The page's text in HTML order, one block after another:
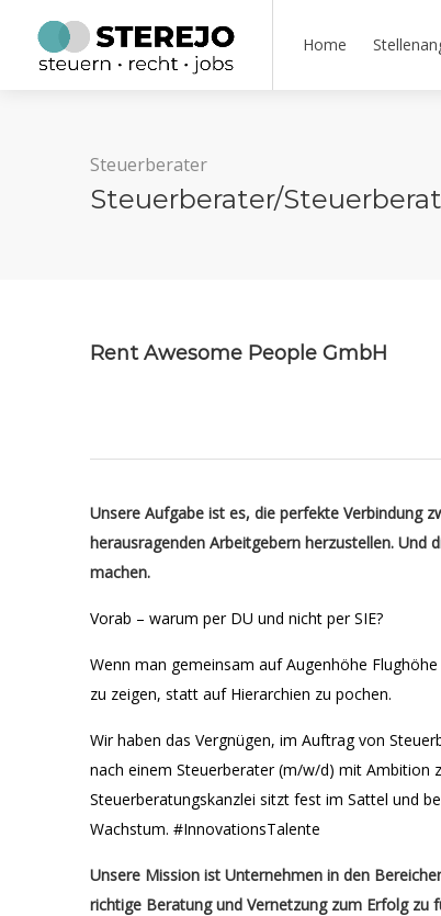
Home
Steuerberater
Steuerberater/
Rent Awesome People GmbH
Unsere Aufgabe ist es, die perfekte Verbindung
herausragenden Arbeitgebern herzustellen. Und
machen.
Vorab – warum per DU und nicht per SIE?
Wenn man gemeinsam auf Augenhöhe
zu zeigen, statt auf Hierarchien zu pochen.
Wir haben das Vergnügen, im Auftrag von
nach einem Steuerberater (m/w/d) mit Ambition
Steuerberatungskanzlei sitzt fest im Sattel und
Wachstum. #InnovationsTalente
Unsere Mission ist Unternehmen in den
richtige Beratung und Vernetzung zum Erfolg zu